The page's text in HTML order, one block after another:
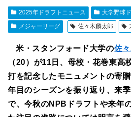
2025年ドラフトニュース
大学野球
メジャーリーグ
佐々木麟太郎
米・スタンフォード大学の佐
（20）が11日、母校・花巻東高
打を記念したモニュメントの寄
年目のシーズンを振り返り、来
で、今秋のNPBドラフトや来年